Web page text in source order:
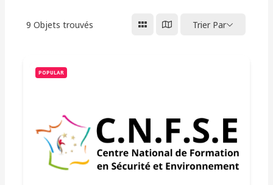
9 Objets trouvés Trier Par
POPULAR